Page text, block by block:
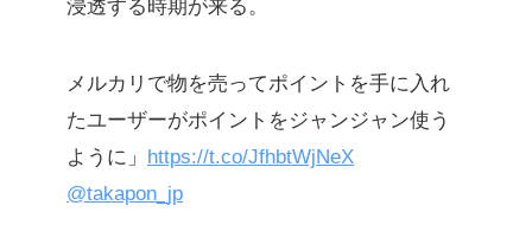
浸透する時期が来る。
メルカリで物を売ってポイントを手に入れ
たユーザーがポイントをジャンジャン使う
ように」
https://t.co/JfhbtWjNeX
@takapon_jp